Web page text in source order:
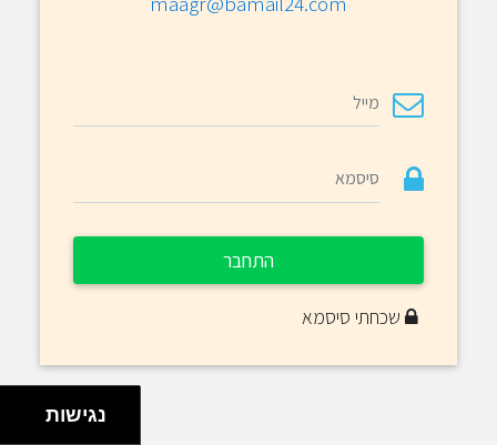
התחבר
שכחתי סיסמא
נגישות